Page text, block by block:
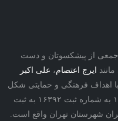
پیشکسوتان و دست
اعتصام،علی اکبر
فرهنگی و حمایتی شکل
گرفته‌است. انجمن در تاریخ ۱۳۸۲/۱۲/۲۵ به شماره ثبت ۱۶۳۹۲ به ثبت
تهران واقع است.